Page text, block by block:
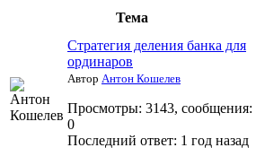
Тема
Стратегия деления банка для
ординаров
Автор Антон Кошелев
Просмотры: 3143, сообщения:
0
Последний ответ: 1 год назад